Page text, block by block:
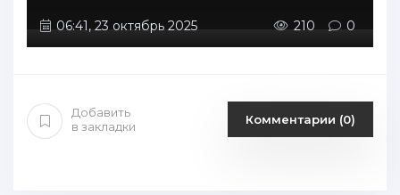
06:41, 23 октябрь 2025 210 0
Добавить
в закладки
Комментарии (0)